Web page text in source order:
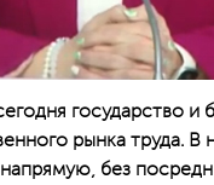
государство и
рынка труда. В
без